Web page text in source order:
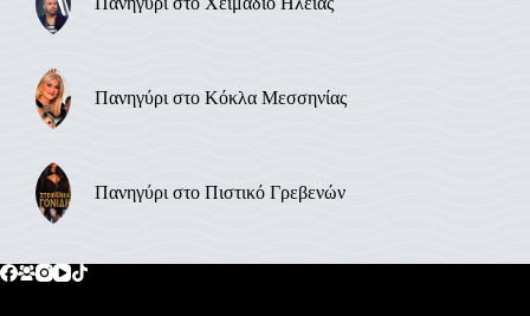
Πανηγύρι στο Κόκλα Μεσσηνίας
Πανηγύρι στο Πιστικό Γρεβενών